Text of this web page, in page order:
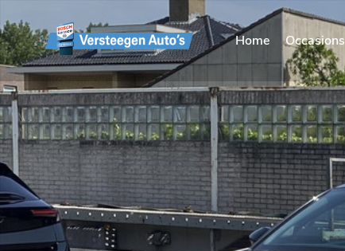
Home Occasions